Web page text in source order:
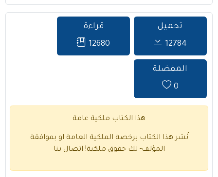
تحميل
12784
قراءة
12680
المفضلة
0
هذا الكتاب ملكية عامة
نُشر هذا الكتاب برخصة الملكية العامة او بموافقة
المؤلف- لك حقوق ملكية! اتصال بنا